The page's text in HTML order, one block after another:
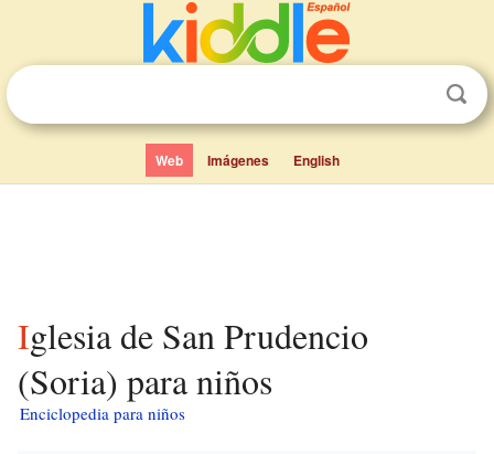
Web Imágenes English
Iglesia de San Prudencio
(Soria) para niños
Enciclopedia para niños